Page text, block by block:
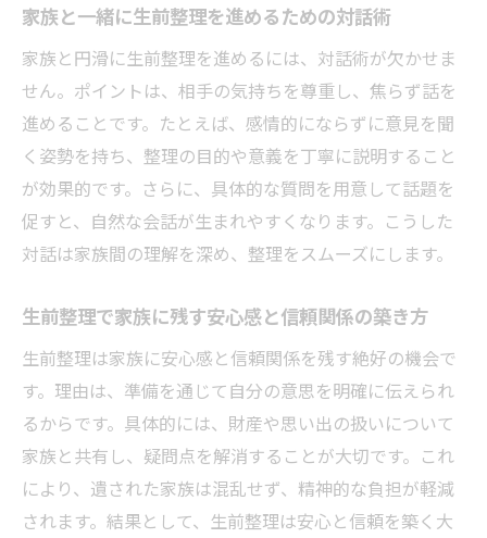
家族と一緒に生前整理を進めるための対話術
家族と円滑に生前整理を進めるには、対話術が欠かせま
せん。ポイントは、相手の気持ちを尊重し、焦らず話を
進めることです。たとえば、感情的にならずに意見を聞
く姿勢を持ち、整理の目的や意義を丁寧に説明すること
が効果的です。さらに、具体的な質問を用意して話題を
促すと、自然な会話が生まれやすくなります。こうした
対話は家族間の理解を深め、整理をスムーズにします。
生前整理で家族に残す安心感と信頼関係の築き方
生前整理は家族に安心感と信頼関係を残す絶好の機会で
す。理由は、準備を通じて自分の意思を明確に伝えられ
るからです。具体的には、財産や思い出の扱いについて
家族と共有し、疑問点を解消することが大切です。これ
により、遺された家族は混乱せず、精神的な負担が軽減
されます。結果として、生前整理は安心と信頼を築く大